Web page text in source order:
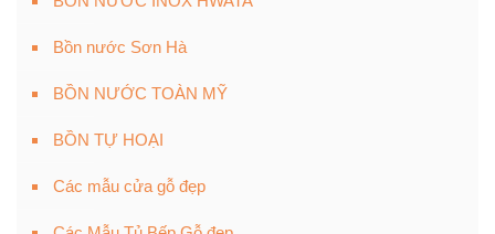
Bồn nước Sơn Hà
BỒN NƯỚC TOÀN MỸ
BỒN TỰ HOẠI
Các mẫu cửa gỗ đẹp